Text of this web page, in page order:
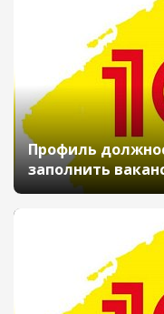
Профиль
заполнить